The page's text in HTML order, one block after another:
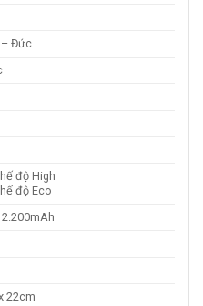
– Đức
độ High
độ Eco
22cm